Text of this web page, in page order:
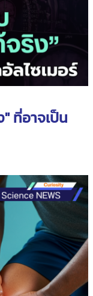
ที่อาจเป็น